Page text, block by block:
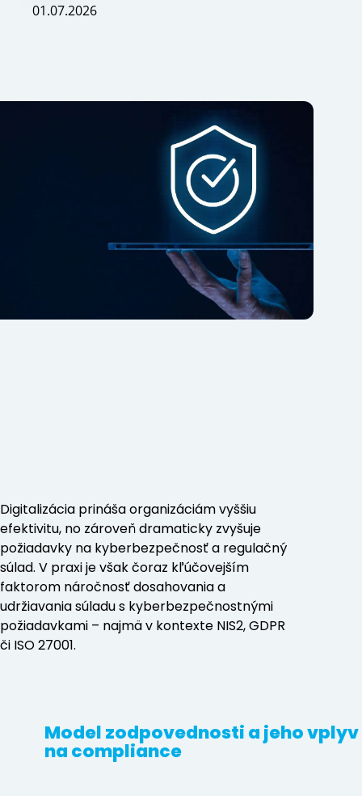
01.07.2026
Digitalizácia prináša organizáciám vyššiu
efektivitu, no zároveň dramaticky zvyšuje
požiadavky na kyberbezpečnosť a regulačný
súlad. V praxi je však čoraz kľúčovejším
faktorom náročnosť dosahovania a
udržiavania súladu s kyberbezpečnostnými
požiadavkami – najmä v kontexte NIS2, GDPR
či ISO 27001.
Model zodpovednosti a jeho vplyv
na compliance